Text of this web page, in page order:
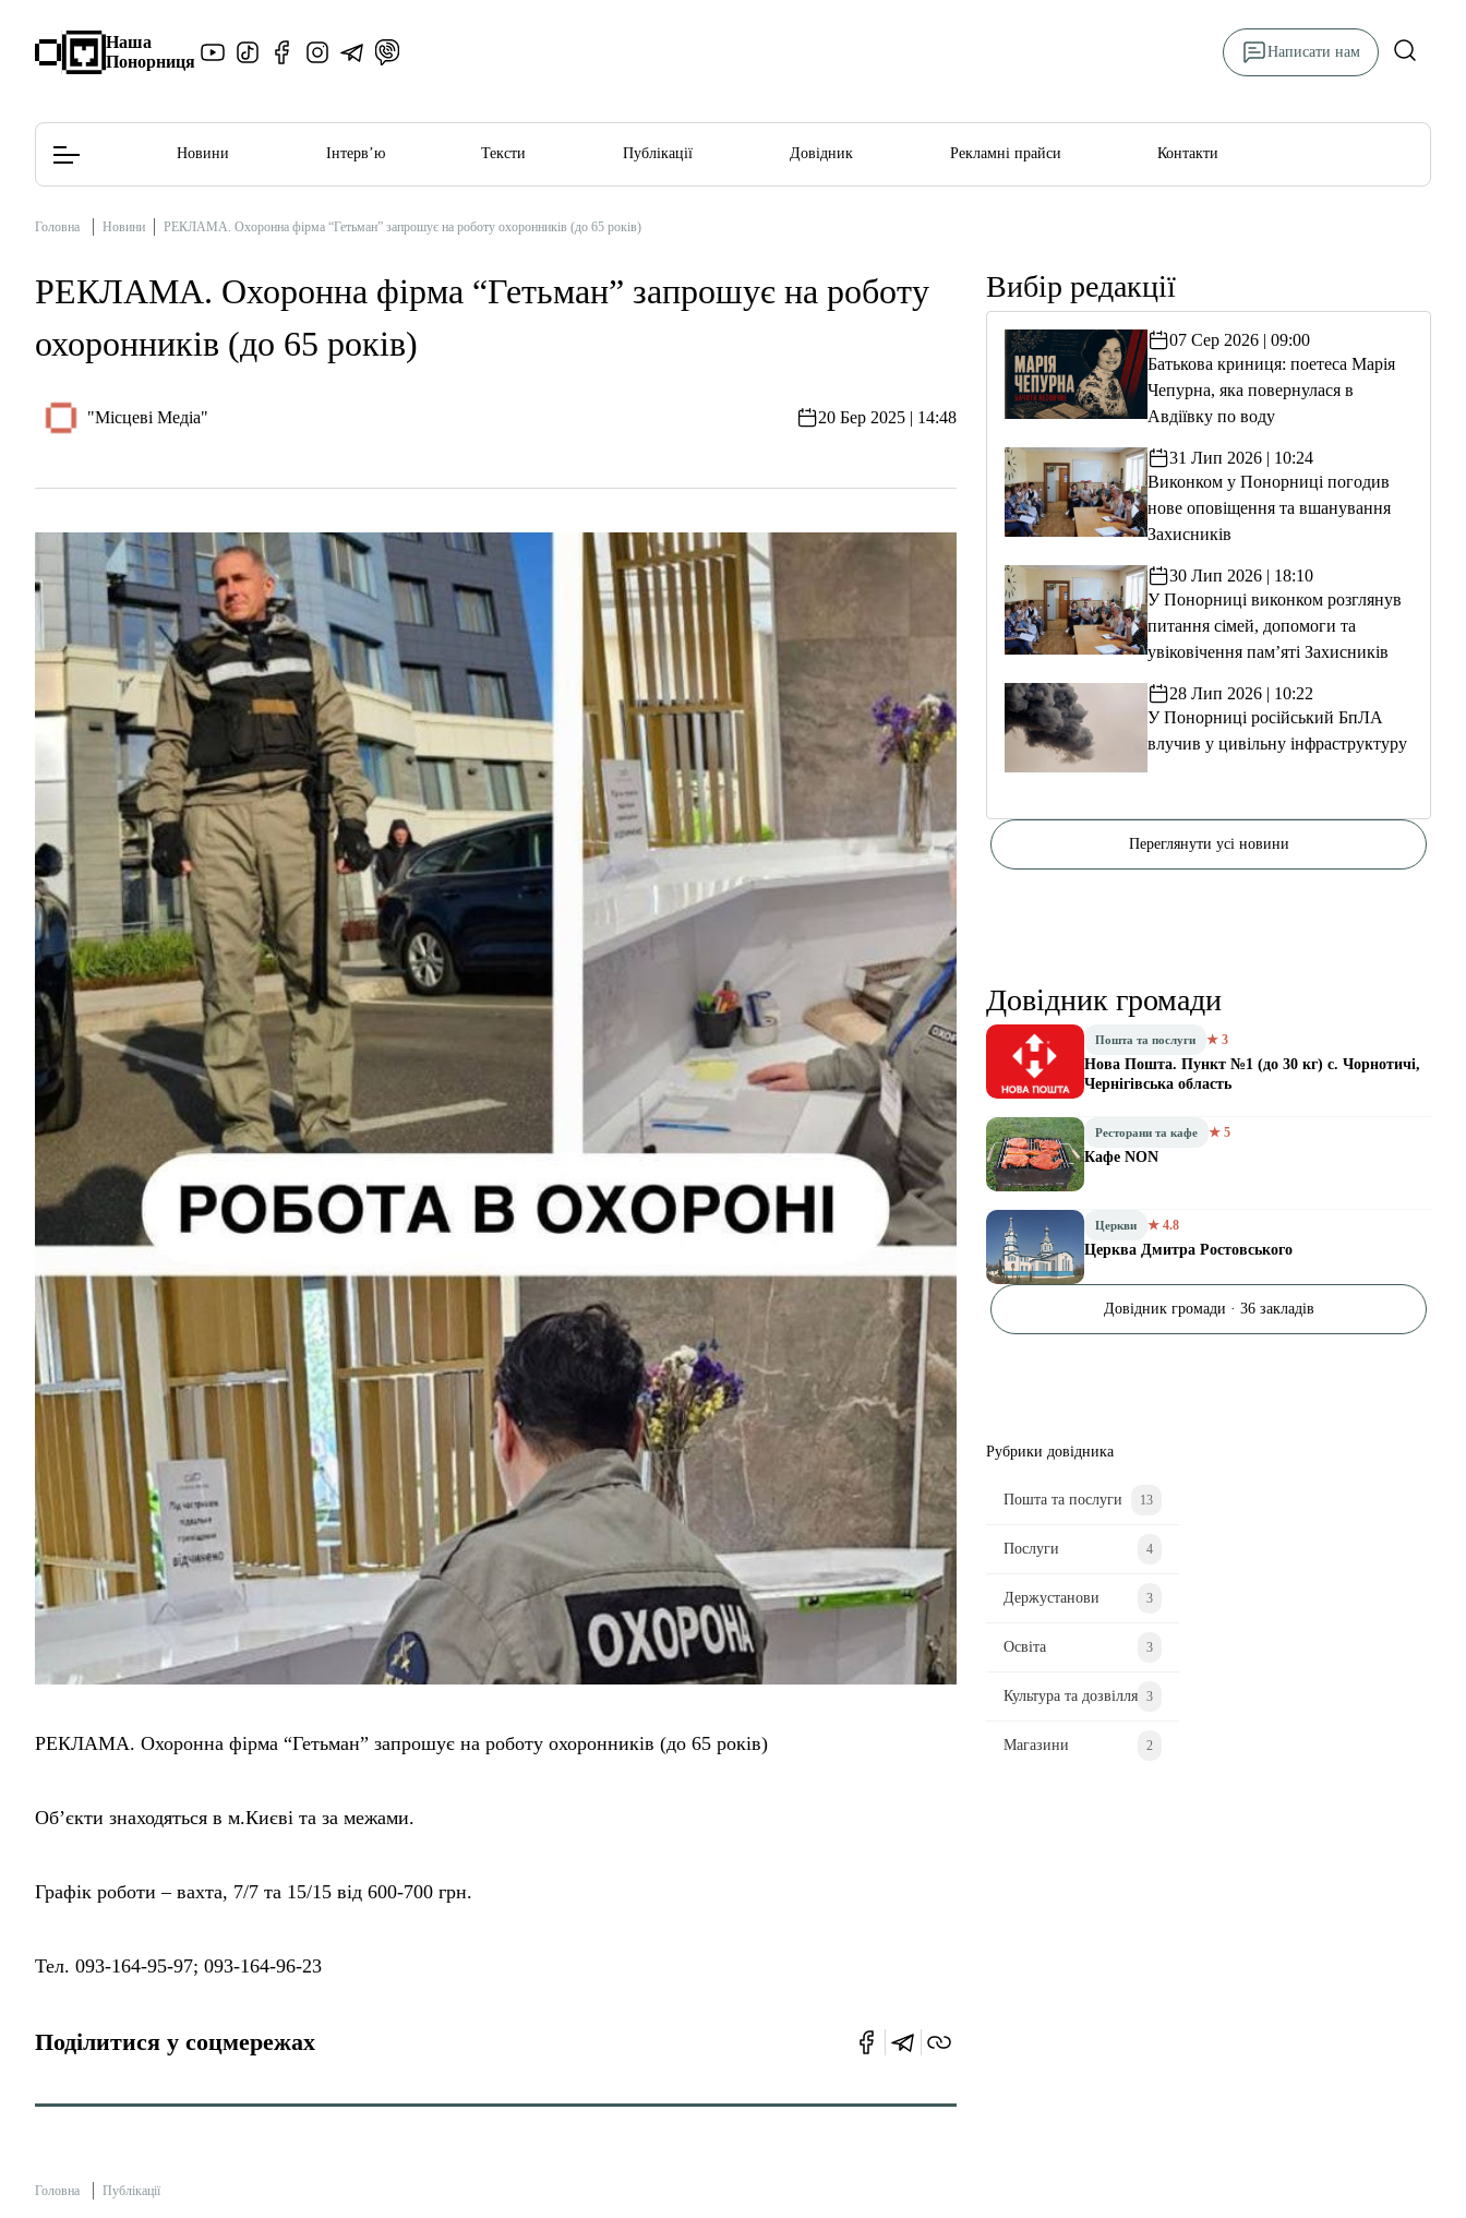
Наша
Понорниця
Написати нам
Редакційна політика
Новини Інтерв’ю Тексти Публікації Довідник Рекламні прайси Контакти
Головна Новини РЕКЛАМА. Охоронна фірма “Гетьман” запрошує на роботу охоронників (до 65 років)
РЕКЛАМА. Охоронна фірма “Гетьман” запрошує на роботу
охоронників (до 65 років)
"Місцеві Медіа" 20 Бер 2025 | 14:48
РЕКЛАМА. Охоронна фірма “Гетьман” запрошує на роботу охоронників (до 65 років)
Об’єкти знаходяться в м.Києві та за межами.
Графік роботи – вахта, 7/7 та 15/15 від 600-700 грн.
Тел. 093-164-95-97; 093-164-96-23
Поділитися у соцмережах
Головна Публікації
Вибір редакції
07 Сер 2026 | 09:00
Батькова криниця: поетеса Марія
Чепурна, яка повернулася в
Авдіївку по воду
31 Лип 2026 | 10:24
Виконком у Понорниці погодив
нове оповіщення та вшанування
Захисників
30 Лип 2026 | 18:10
У Понорниці виконком розглянув
питання сімей, допомоги та
увіковічення пам’яті Захисників
28 Лип 2026 | 10:22
У Понорниці російський БпЛА
влучив у цивільну інфраструктуру
Переглянути усі новини
Довідник громади
Пошта та послуги ★ 3
Нова Пошта. Пункт №1 (до 30 кг) с. Чорнотичі,
Чернігівська область
Ресторани та кафе ★ 5
Кафе NON
Церкви ★ 4.8
Церква Дмитра Ростовського
Довідник громади · 36 закладів
Рубрики довідника
Пошта та послуги 13
Послуги 4
Держустанови 3
Освіта 3
Культура та дозвілля 3
Магазини 2